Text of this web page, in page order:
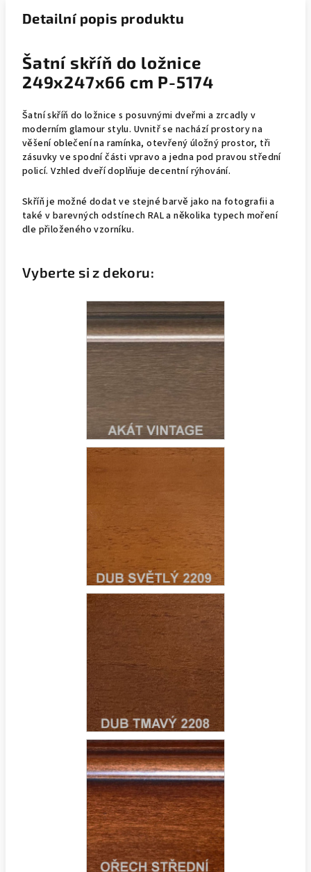
Detailní popis produktu
Šatní skříň do ložnice
249x247x66 cm P-5174
Šatní skříň do ložnice s posuvnými dveřmi a zrcadly v
moderním glamour stylu. Uvnitř se nachází prostory na
věšení oblečení na ramínka, otevřený úložný prostor, tři
zásuvky ve spodní části vpravo a jedna pod pravou střední
policí. Vzhled dveří doplňuje decentní rýhování.
Skříň je možné dodat ve stejné barvě jako na fotografii a
také v barevných odstínech RAL a několika typech moření
dle přiloženého vzorníku.
Vyberte si z dekoru: